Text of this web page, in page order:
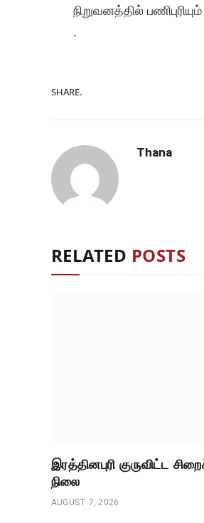
நிறுவனத்தில்
.
SHARE.
Thana
RELATED POSTS
இரத்தினபுரி குருவிட்ட
நிலை
AUGUST 7, 2026